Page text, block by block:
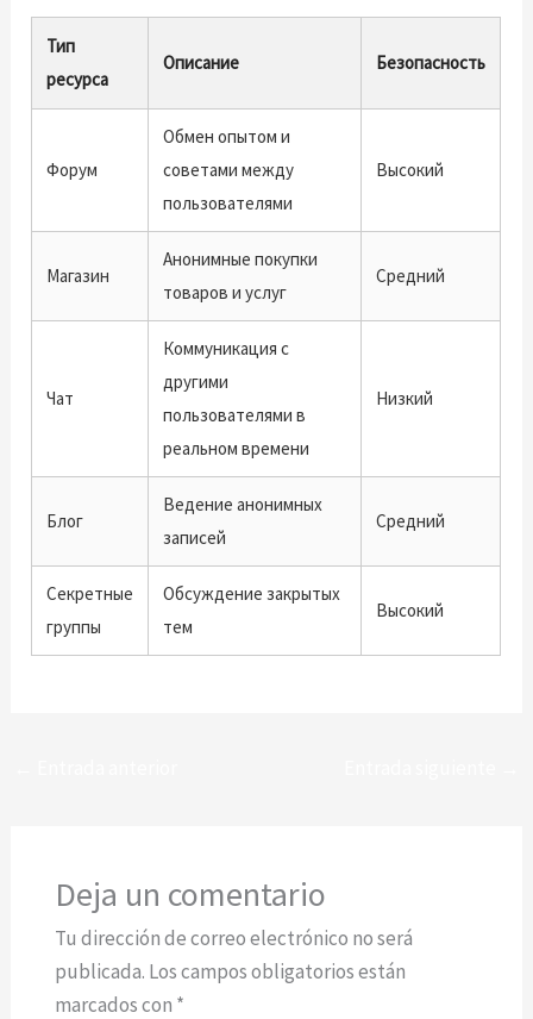
Тип
ресурса
Описание Безопасность
Форум
Обмен опытом и
советами между
пользователями
Высокий
Магазин
Анонимные покупки
товаров и услуг
Средний
Чат
Коммуникация с
другими
пользователями в
реальном времени
Низкий
Блог
Ведение анонимных
записей
Средний
Секретные
группы
Обсуждение закрытых
тем
Высокий
Deja un comentario
Tu dirección de correo electrónico no será
publicada. Los campos obligatorios están
marcados con *